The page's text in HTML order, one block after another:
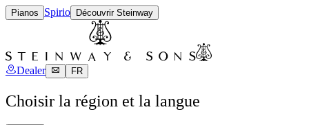
Pianos Spirio Découvrir Steinway
Dealer FR
Choisir la région et la langue